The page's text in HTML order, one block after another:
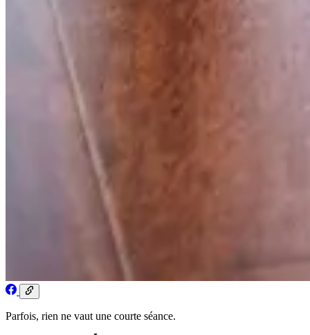
Parfois, rien ne vaut une courte séance.